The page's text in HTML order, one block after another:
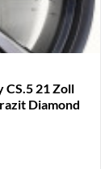
CS.5 21 Zoll
Diamond